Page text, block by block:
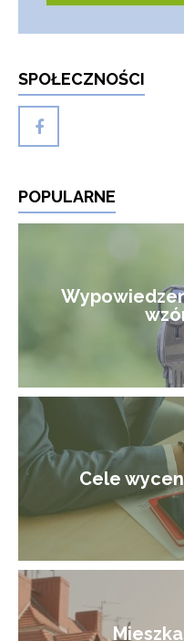
SPOŁECZNOŚCI
POPULARNE
Cele